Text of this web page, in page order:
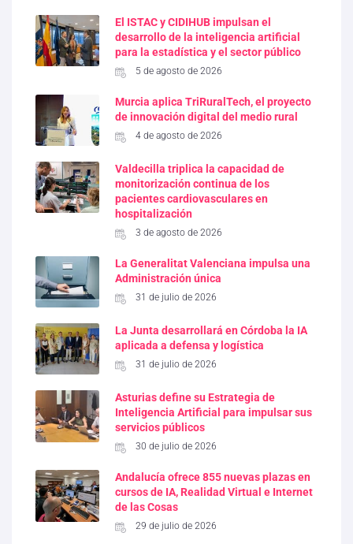
El ISTAC y CIDIHUB impulsan el
desarrollo de la inteligencia artificial
para la estadística y el sector público
5 de agosto de 2026
Murcia aplica TriRuralTech, el proyecto
de innovación digital del medio rural
4 de agosto de 2026
Valdecilla triplica la capacidad de
monitorización continua de los
pacientes cardiovasculares en
hospitalización
3 de agosto de 2026
La Generalitat Valenciana impulsa una
Administración única
31 de julio de 2026
La Junta desarrollará en Córdoba la IA
aplicada a defensa y logística
31 de julio de 2026
Asturias define su Estrategia de
Inteligencia Artificial para impulsar sus
servicios públicos
30 de julio de 2026
Andalucía ofrece 855 nuevas plazas en
cursos de IA, Realidad Virtual e Internet
de las Cosas
29 de julio de 2026